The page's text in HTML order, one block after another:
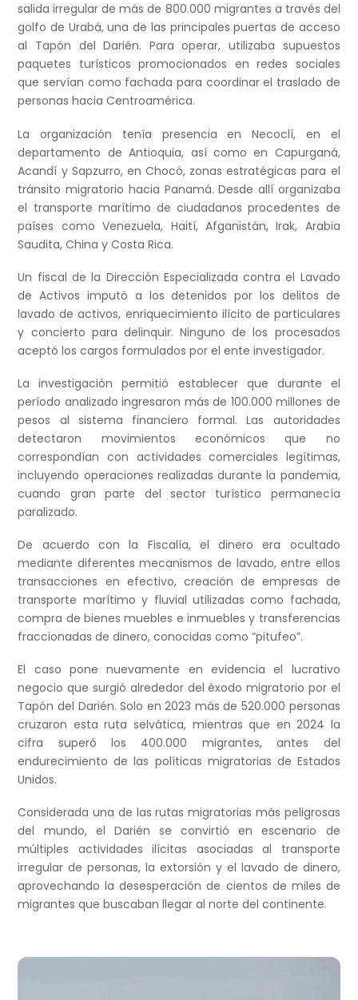
salida irregular de más de 800.000 migrantes a través del
golfo de Urabá, una de las principales puertas de acceso
al Tapón del Darién. Para operar, utilizaba supuestos
paquetes turísticos promocionados en redes sociales
que servían como fachada para coordinar el traslado de
personas hacia Centroamérica.
La organización tenía presencia en Necoclí, en el
departamento de Antioquia, así como en Capurganá,
Acandí y Sapzurro, en Chocó, zonas estratégicas para el
tránsito migratorio hacia Panamá. Desde allí organizaba
el transporte marítimo de ciudadanos procedentes de
países como Venezuela, Haití, Afganistán, Irak, Arabia
Saudita, China y Costa Rica.
Un fiscal de la Dirección Especializada contra el Lavado
de Activos imputó a los detenidos por los delitos de
lavado de activos, enriquecimiento ilícito de particulares
y concierto para delinquir. Ninguno de los procesados
aceptó los cargos formulados por el ente investigador.
La investigación permitió establecer que durante el
período analizado ingresaron más de 100.000 millones de
pesos al sistema financiero formal. Las autoridades
detectaron movimientos económicos que no
correspondían con actividades comerciales legítimas,
incluyendo operaciones realizadas durante la pandemia,
cuando gran parte del sector turístico permanecía
paralizado.
De acuerdo con la Fiscalía, el dinero era ocultado
mediante diferentes mecanismos de lavado, entre ellos
transacciones en efectivo, creación de empresas de
transporte marítimo y fluvial utilizadas como fachada,
compra de bienes muebles e inmuebles y transferencias
fraccionadas de dinero, conocidas como “pitufeo”.
El caso pone nuevamente en evidencia el lucrativo
negocio que surgió alrededor del éxodo migratorio por el
Tapón del Darién. Solo en 2023 más de 520.000 personas
cruzaron esta ruta selvática, mientras que en 2024 la
cifra superó los 400.000 migrantes, antes del
endurecimiento de las políticas migratorias de Estados
Unidos.
Considerada una de las rutas migratorias más peligrosas
del mundo, el Darién se convirtió en escenario de
múltiples actividades ilícitas asociadas al transporte
irregular de personas, la extorsión y el lavado de dinero,
aprovechando la desesperación de cientos de miles de
migrantes que buscaban llegar al norte del continente.